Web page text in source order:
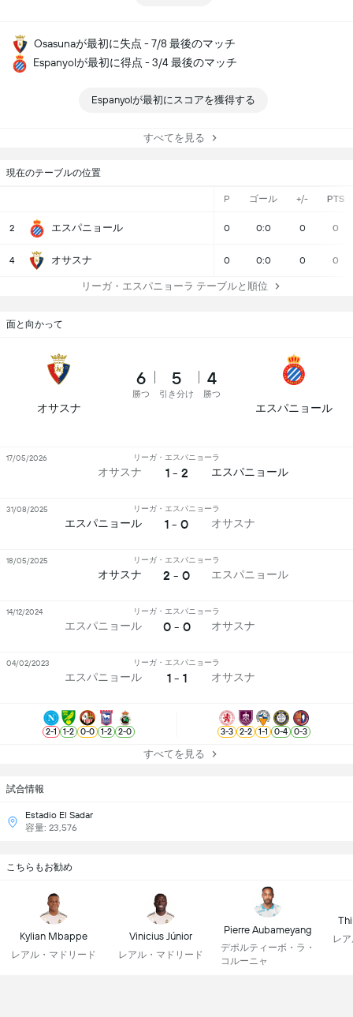
Osasunaが最初に失点 - 7/8 最後のマッチ
Espanyolが最初に得点 - 3/4 最後のマッチ
Espanyolが最初にスコアを獲得する
すべてを見る
現在のテーブルの位置
P ゴール +/- PTS
2 エスパニョール 0 0:0 0 0
4 オサスナ 0 0:0 0 0
リーガ・エスパニョーラ テーブルと順位
試合情報
Estadio El Sadar
容量: 23,576
面と向かって
オサスナ
6
勝つ
5
引き分け
4
勝つ
エスパニョール
オサスナ
リーガ・エスパニョーラ
1 - 2 エスパニョール
17/05/2026
エスパニョール
リーガ・エスパニョーラ
1 - 0 オサスナ
31/08/2025
オサスナ
リーガ・エスパニョーラ
2 - 0 エスパニョール
18/05/2025
エスパニョール
リーガ・エスパニョーラ
0 - 0 オサスナ
14/12/2024
エスパニョール
リーガ・エスパニョーラ
1 - 1 オサスナ
04/02/2023
2-1 1-2 0-0 1-2 2-0 3-3 2-2 1-1 0-4 0-3
すべてを見る
こちらもお勧め
Kylian Mbappe
レアル・マドリード
Vinicius Júnior
レアル・マドリード
Pierre Aubameyang
デポルティーボ・ラ・
コルーニャ
レ